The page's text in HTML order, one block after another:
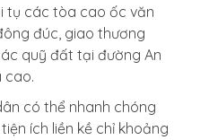
tụ các tòa cao ốc văn
đúc, giao thương
quỹ đất tại đường An
cao.
có thể nhanh chóng
ích liền kề chỉ khoảng